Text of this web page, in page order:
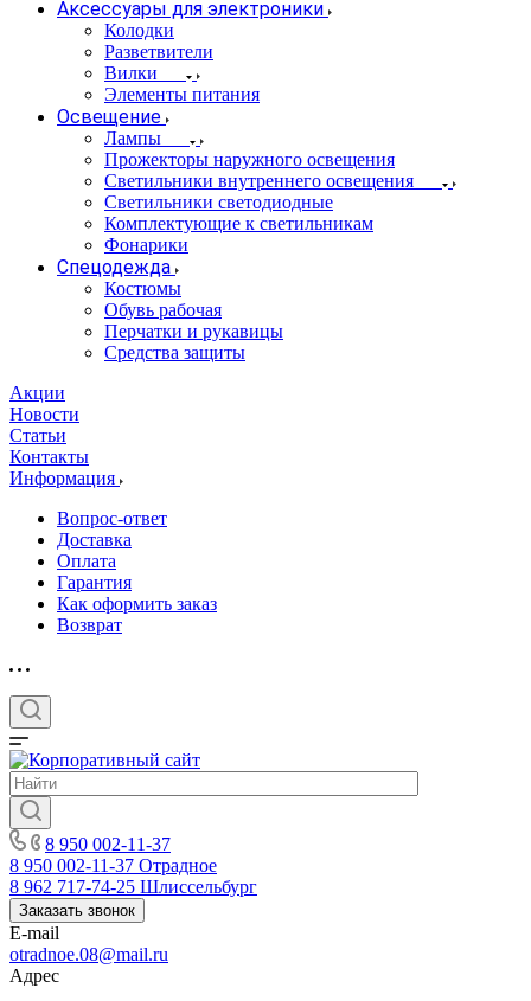
Аксессуары для электроники
Колодки
Разветвители
Вилки
Элементы питания
Освещение
Лампы
Прожекторы наружного освещения
Светильники внутреннего освещения
Светильники светодиодные
Комплектующие к светильникам
Фонарики
Спецодежда
Костюмы
Обувь рабочая
Перчатки и рукавицы
Средства защиты
Акции
Новости
Статьи
Контакты
Информация
Вопрос-ответ
Доставка
Оплата
Гарантия
Как оформить заказ
Возврат
8 950 002-11-37
8 950 002-11-37 Отрадное
8 962 717-74-25 Шлиссельбург
Заказать звонок
E-mail
otradnoe.08@mail.ru
Адрес